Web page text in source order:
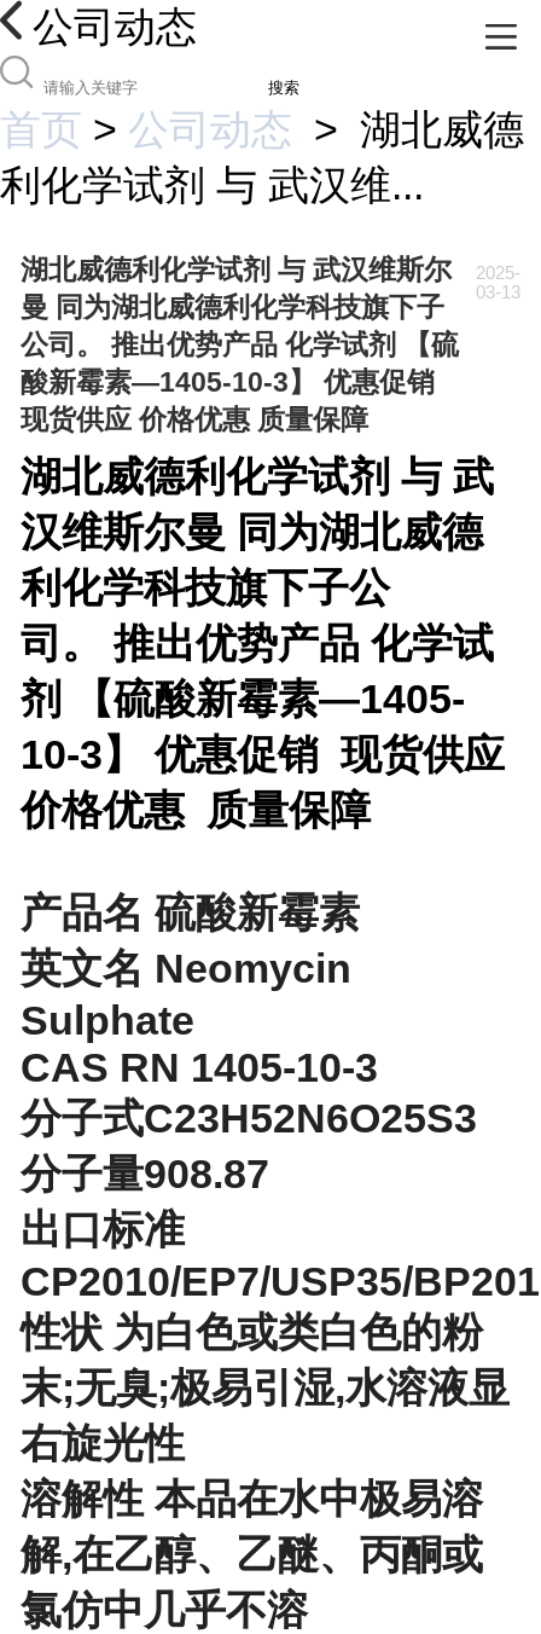
公司动态
搜索
首页 > 公司动态 > 湖北威德
利化学试剂 与 武汉维...
湖北威德利化学试剂 与 武汉维斯尔
曼 同为湖北威德利化学科技旗下子
公司。 推出优势产品 化学试剂 【硫
酸新霉素—1405-10-3】 优惠促销
现货供应 价格优惠 质量保障
2025-
03-13
湖北威德利化学试剂 与 武
汉维斯尔曼 同为湖北威德
利化学科技旗下子公
司。推出优势产品 化学试
剂 【硫酸新霉素—1405-
10-3】 优惠促销 现货供应
价格优惠 质量保障
产品名 硫酸新霉素
英文名 Neomycin
Sulphate
CAS RN 1405-10-3
分子式C23H52N6O25S3
分子量908.87
出口标准
CP2010/EP7/USP35/
性状 为白色或类白色的粉
末;无臭;极易引湿,水溶液显
右旋光性
溶解性 本品在水中极易溶
解,在乙醇、乙醚、丙酮或
氯仿中几乎不溶